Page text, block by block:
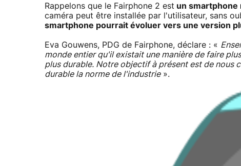
Rappelons que le Fairphone 2 est un smartphone
caméra peut être installée par l'utilisateur, sans
smartphone pourrait évoluer vers une version
Eva Gouwens, PDG de Fairphone, déclare : «
monde entier qu'il existait une manière de faire
plus durable. Notre objectif à présent est de nous
durable la norme de l'industrie».